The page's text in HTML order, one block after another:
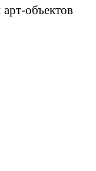
объектов